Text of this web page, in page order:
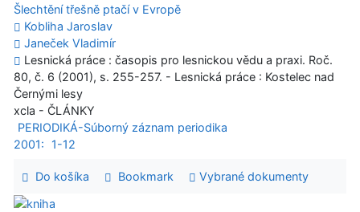
Šlechtění třešně ptačí v Evropě
Kobliha Jaroslav
Janeček Vladimír
Lesnická práce : časopis pro lesnickou vědu a praxi. Roč.
80, č. 6 (2001), s. 255-257. - Lesnická práce : Kostelec nad
Černými lesy
xcla - ČLÁNKY
PERIODIKÁ-Súborný záznam periodika
2001:
1-12
Do košíka Bookmark Vybrané dokumenty